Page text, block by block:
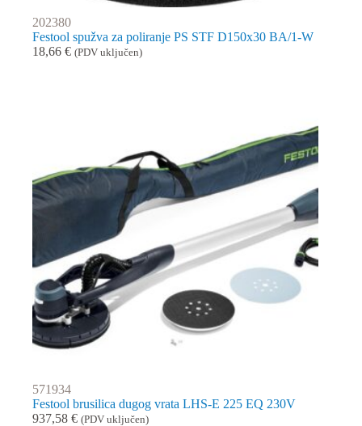
202380
Festool spužva za poliranje PS STF D150x30 BA/1-W
18,66 € (PDV uključen)
571934
Festool brusilica dugog vrata LHS-E 225 EQ 230V
937,58 € (PDV uključen)